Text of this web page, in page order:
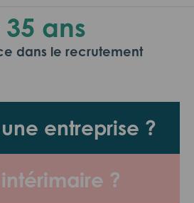
entreprise ?
?
35 ans
dans le recrutement